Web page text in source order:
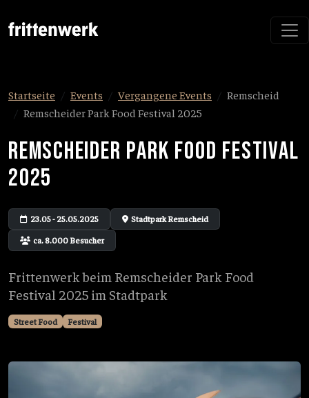
Startseite Events Vergangene Events
Remscheid
Remscheider Park Food Festival 2025
REMSCHEIDER PARK FOOD FESTIVAL
2025
23.05 - 25.05.2025
Stadtpark Remscheid
ca. 8.000 Besucher
Frittenwerk beim Remscheider Park Food
Festival 2025 im Stadtpark
Street Food Festival